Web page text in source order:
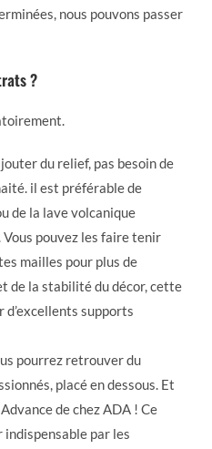
nous pouvons passer
?
du relief, pas besoin de
il est préférable de
de la lave volcanique
Vous pouvez les faire tenir
mailles pour plus de
de la stabilité du décor, cette
d’excellents supports
pourrez retrouver du
placé en dessous. Et
de chez ADA ! Ce
indispensable par les